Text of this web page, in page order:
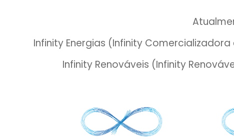
Infinity Energias (Infinity
Infinity Renováveis (Infinity